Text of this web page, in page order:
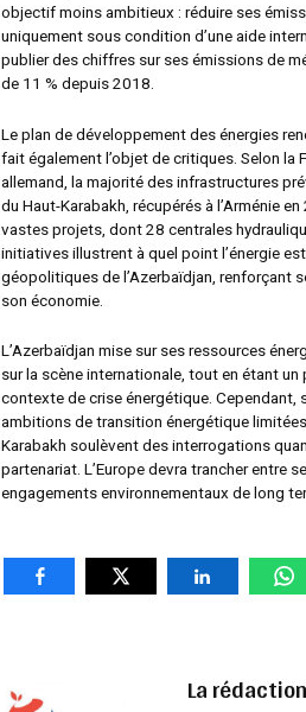
objectif moins ambitieux : réduire ses
uniquement sous condition d’une aide
publier des chiffres sur ses émissions de
de 11 % depuis 2018.
Le plan de développement des énergies
fait également l’objet de critiques. Selon la
allemand, la majorité des infrastructures
du Haut-Karabakh, récupérés à l’Arménie
vastes projets, dont 28 centrales
initiatives illustrent à quel point l’énergie
géopolitiques de l’Azerbaïdjan, renforçant
son économie.
L’Azerbaïdjan mise sur ses ressources
sur la scène internationale, tout en étant
contexte de crise énergétique. Cependant,
ambitions de transition énergétique
Karabakh soulèvent des interrogations
partenariat. L’Europe devra trancher entre
engagements environnementaux de long
La rédaction